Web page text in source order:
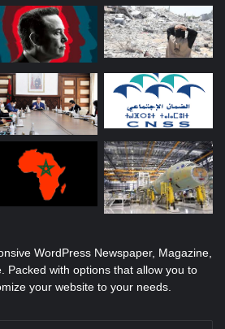
WordPress Newspaper, Magazine,
Packed with options that allow you to
your website to your needs.